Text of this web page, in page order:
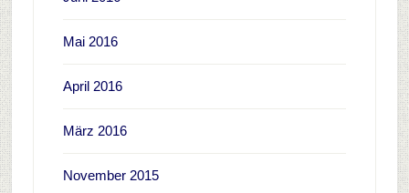
Mai 2016
April 2016
März 2016
November 2015